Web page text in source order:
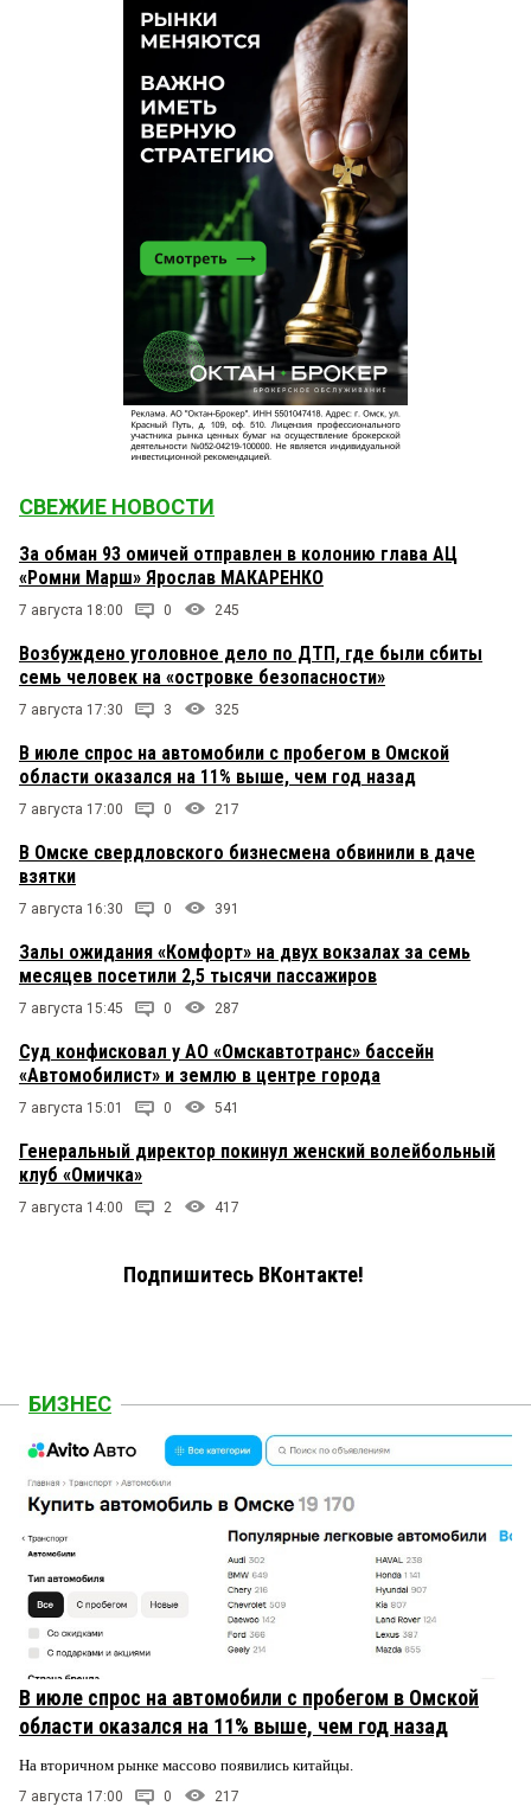
СВЕЖИЕ НОВОСТИ
За обман 93 омичей отправлен в колонию глава АЦ
«Ромни Марш» Ярослав МАКАРЕНКО
7 августа 18:00 0 245
Возбуждено уголовное дело по ДТП, где были сбиты
семь человек на «островке безопасности»
7 августа 17:30 3 325
В июле спрос на автомобили с пробегом в Омской
области оказался на 11% выше, чем год назад
7 августа 17:00 0 217
В Омске свердловского бизнесмена обвинили в даче
взятки
7 августа 16:30 0 391
Залы ожидания «Комфорт» на двух вокзалах за семь
месяцев посетили 2,5 тысячи пассажиров
7 августа 15:45 0 287
Суд конфисковал у АО «Омскавтотранс» бассейн
«Автомобилист» и землю в центре города
7 августа 15:01 0 541
Генеральный директор покинул женский волейбольный
клуб «Омичка»
7 августа 14:00 2 417
Подпишитесь ВКонтакте!
БИЗНЕС
В июле спрос на автомобили с пробегом в Омской
области оказался на 11% выше, чем год назад
На вторичном рынке массово появились китайцы.
7 августа 17:00 0 217